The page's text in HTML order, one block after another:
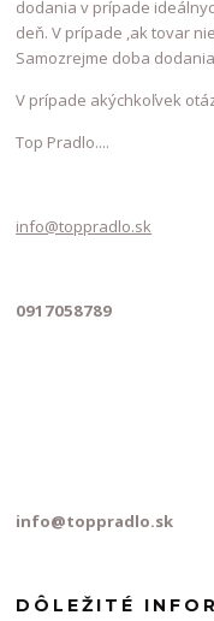
dodania v prípade
deň. V prípade ,ak tovar
Samozrejme doba
V prípade akýchkoľvek
Top Pradlo....
info@toppradlo.sk
0917058789
info@toppradlo.sk
DÔLEŽITÉ